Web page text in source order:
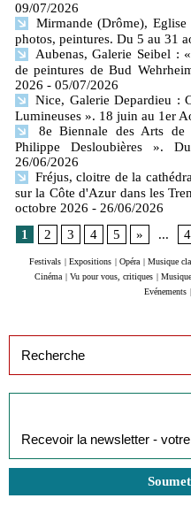
09/07/2026
Mirmande (Drôme),
photos, peintures. Du 5 au 31
Aubenas, Galerie Seibel :
de peintures de Bud
2026 - 05/07/2026
Nice, Galerie Depardieu :
Lumineuses ». 18 juin au 1er
8e Biennale des Arts
Philippe Desloubières ».
26/06/2026
Fréjus, cloitre de la
sur la Côte d'Azur dans les
octobre 2026 - 26/06/2026
1
2 3 4 5 » ...
Festivals | Expositions | Opéra | Musique
Cinéma | Vu pour vous, critiques |
Evénements |